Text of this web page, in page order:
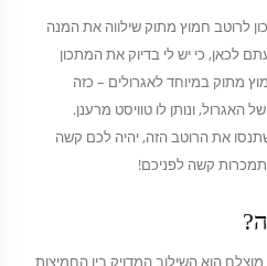
לרוטב חמוץ מתוק שילווה את המנה
לכאן, כי יש לי בדיוק את המתכון
מתוק במיוחד לאגרולים – כזה
ונותן לו טוויסט מרענן.
את הרוטב הזה, יהיה לכם קשה
קשה לפניכם!
הוא השילוב המדויק בין החמיצות